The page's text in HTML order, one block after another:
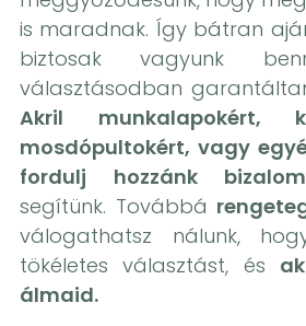
is maradnak. Így bátran
biztosak vagyunk
választásodban
Akril munkalapokért,
mosdópultokért, vagy
fordulj hozzánk
segítünk. Továbbá
válogathatsz nálunk,
tökéletes választást, és
álmaid.